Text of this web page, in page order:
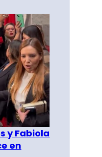
y Fabiola
en